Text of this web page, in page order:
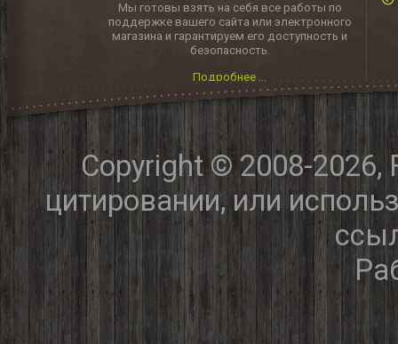
Мы готовы взять на себя все работы по
поддержке вашего сайта или электронного
магазина и гарантируем его доступность и
безопасность.
Подробнее ...
Copyright © 2008-
цитировании, или